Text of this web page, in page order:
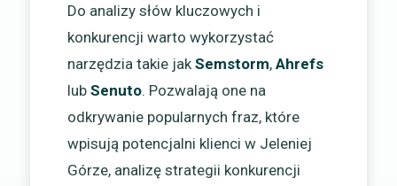
Do analizy słów kluczowych i
konkurencji warto wykorzystać
narzędzia takie jak Semstorm, Ahrefs
lub Senuto. Pozwalają one na
odkrywanie popularnych fraz, które
wpisują potencjalni klienci w Jeleniej
Górze, analizę strategii konkurencji